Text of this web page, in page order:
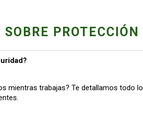
PROTECCIÓN
mientras trabajas? Te detallamos todo lo